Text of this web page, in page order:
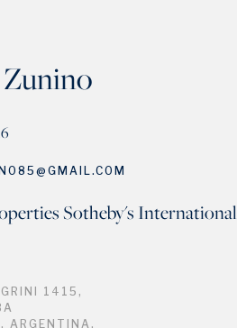
Zunino
Sotheby's International
1415,
ARGENTINA.